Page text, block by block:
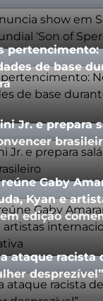
pertencimento:
de base
Jr. e prepara
Gaby
Kyan e
edição
ataque racista
desprezível”